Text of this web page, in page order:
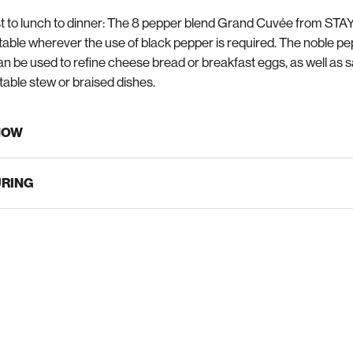
to lunch to dinner: The 8 pepper blend Grand Cuvée from
wherever the use of black pepper is required. The noble
be used to refine cheese bread or breakfast eggs, as well as
stew or braised dishes.